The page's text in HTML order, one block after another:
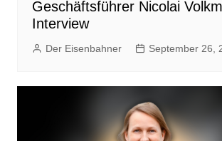
Geschäftsführer Nicolai
Interview
Der Eisenbahner September 26,